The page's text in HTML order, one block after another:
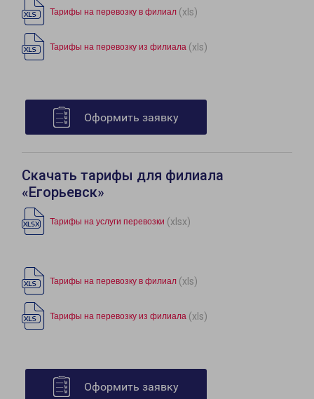
Тарифы на перевозку в филиал (xls)
Тарифы на перевозку из филиала (xls)
Оформить заявку
Скачать тарифы для филиала
«Егорьевск»
Тарифы на услуги перевозки (xlsx)
Тарифы на перевозку в филиал (xls)
Тарифы на перевозку из филиала (xls)
Оформить заявку